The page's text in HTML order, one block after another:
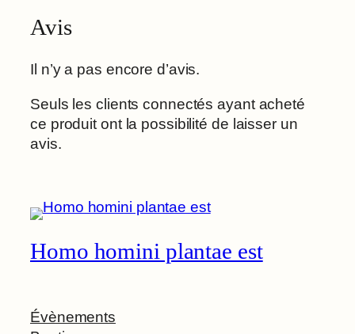
Avis
Il n’y a pas encore d’avis.
Seuls les clients connectés ayant acheté
ce produit ont la possibilité de laisser un
avis.
Homo homini plantae est
Évènements